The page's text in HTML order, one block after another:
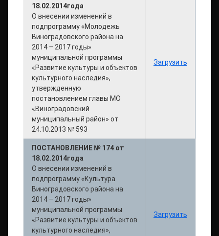
18.02.2014года
О внесении изменений в
подпрограмму «Молодежь
Виноградовского района на
2014 – 2017 годы»
муниципальной программы
«Развитие культуры и объектов
культурного наследия»,
утвержденную
постановлением главы МО
«Виноградовский
муниципальный район» от
24.10.2013 № 593
Загрузить
ПОСТАНОВЛЕНИЕ № 174 от
18.02.2014года
О внесении изменений в
подпрограмму «Культура
Виноградовского района на
2014 – 2017 годы»
муниципальной программы
«Развитие культуры и объектов
культурного наследия»,
Загрузить